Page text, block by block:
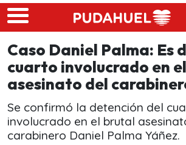
Skip to main content
Caso Daniel Palma: Es
cuarto involucrado en
asesinato del
Se confirmó la detención del
involucrado en el brutal
carabinero Daniel Palma Yáñez.